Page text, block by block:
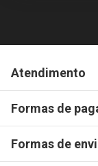
Atendimento
Formas de
Formas de